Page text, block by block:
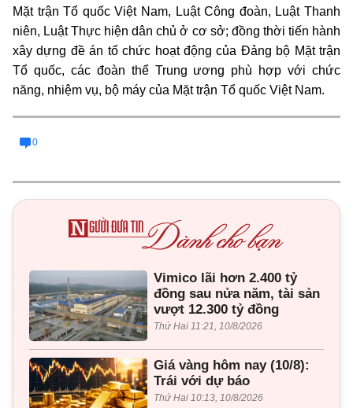
Mặt trận Tổ quốc Việt Nam, Luật Công đoàn, Luật Thanh
niên, Luật Thực hiện dân chủ ở cơ sở; đồng thời tiến hành
xây dựng đề án tổ chức hoạt động của Đảng bộ Mặt trận
Tổ quốc, các đoàn thể Trung ương phù hợp với chức
năng, nhiệm vụ, bộ máy của Mặt trận Tổ quốc Việt Nam.
0
Vimico lãi hơn 2.400 tỷ
đồng sau nửa năm, tài sản
vượt 12.300 tỷ đồng
Thứ Hai 11:21, 10/8/2026
Giá vàng hôm nay (10/8):
Trái với dự báo
Thứ Hai 10:13, 10/8/2026